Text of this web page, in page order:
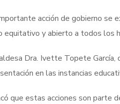
acción de gobierno se
equitativo y abierto a todos los
Dra. Ivette Topete García,
en las instancias
que estas acciones son parte